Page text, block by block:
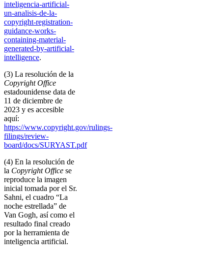
inteligencia-artificial-
un-analisis-de-la-
copyright-registration-
guidance-works-
containing-material-
generated-by-artificial-
intelligence.
(3) La resolución de la
Copyright Office
estadounidense data de
11 de diciembre de
2023 y es accesible
aquí:
https://www.copyright.gov/rulings-
filings/review-
board/docs/SURYAST.pdf
(4) En la resolución de
la Copyright Office se
reproduce la imagen
inicial tomada por el Sr.
Sahni, el cuadro “La
noche estrellada” de
Van Gogh, así como el
resultado final creado
por la herramienta de
inteligencia artificial.